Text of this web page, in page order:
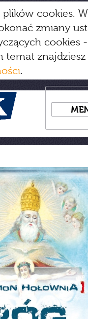
cookies.
zmiany
cookies
temat
.